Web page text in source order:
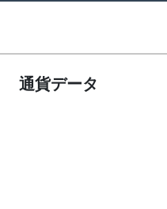
通貨データ